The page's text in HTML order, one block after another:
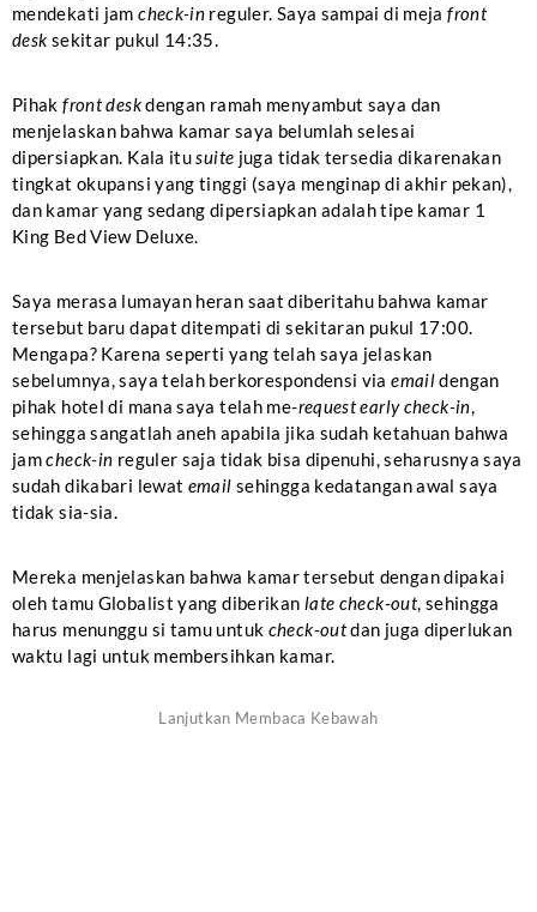
mendekati jamcheck-in reguler. Saya sampai di mejafront
desk sekitar pukul 14:35.
Pihakfront deskdengan ramah menyambut saya dan
menjelaskan bahwa kamar saya belumlah selesai
dipersiapkan. Kala itusuite juga tidak tersedia dikarenakan
tingkat okupansi yang tinggi (saya menginap di akhir pekan),
dan kamar yang sedang dipersiapkan adalah tipe kamar 1
King Bed View Deluxe.
Saya merasa lumayan heran saat diberitahu bahwa kamar
tersebut baru dapat ditempati di sekitaran pukul 17:00.
Mengapa? Karena seperti yang telah saya jelaskan
sebelumnya, saya telah berkorespondensi viaemaildengan
pihak hotel di mana saya telah me-requestearly check-in,
sehingga sangatlah aneh apabila jika sudah ketahuan bahwa
jamcheck-in reguler saja tidak bisa dipenuhi, seharusnya saya
sudah dikabari lewat email sehingga kedatangan awal saya
tidak sia-sia.
Mereka menjelaskan bahwa kamar tersebut dengan dipakai
oleh tamu Globalist yang diberikan late check-out, sehingga
harus menunggu si tamu untuk check-outdan juga diperlukan
waktu lagi untuk membersihkan kamar.